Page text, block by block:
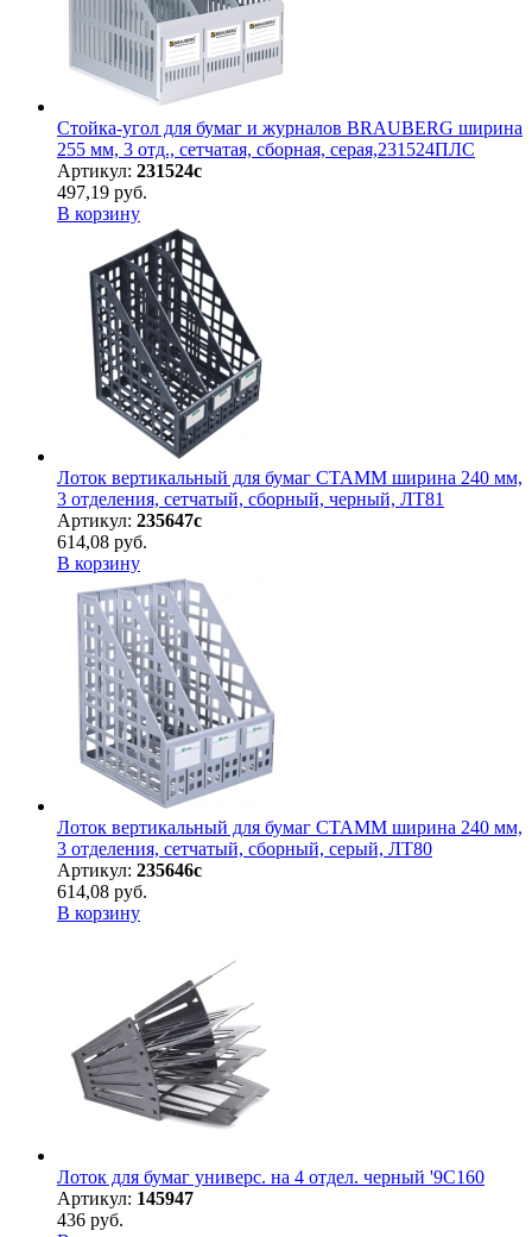
Стойка-угол для бумаг и журналов BRAUBERG ширина
255 мм, 3 отд., сетчатая, сборная, серая,231524ПЛС
Артикул: 231524с
497,19 руб.
В корзину
Лоток вертикальный для бумаг СТАММ ширина 240 мм,
3 отделения, сетчатый, сборный, черный, ЛТ81
Артикул: 235647с
614,08 руб.
В корзину
Лоток вертикальный для бумаг СТАММ ширина 240 мм,
3 отделения, сетчатый, сборный, серый, ЛТ80
Артикул: 235646с
614,08 руб.
В корзину
Лоток для бумаг универс. на 4 отдел. черный '9С160
Артикул: 145947
436 руб.